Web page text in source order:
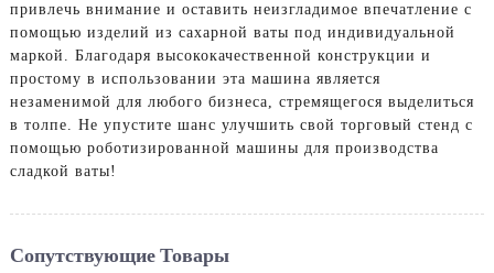
привлечь внимание и оставить неизгладимое впечатление с
помощью изделий из сахарной ваты под индивидуальной
маркой. Благодаря высококачественной конструкции и
простому в использовании эта машина является
незаменимой для любого бизнеса, стремящегося выделиться
в толпе. Не упустите шанс улучшить свой торговый стенд с
помощью роботизированной машины для производства
сладкой ваты!
Сопутствующие Товары